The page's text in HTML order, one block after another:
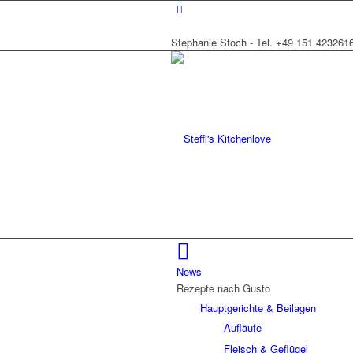
Stephanie Stoch - Tel. +49 151
News
Rezepte nach Gusto
Hauptgerichte & Beilagen
Aufläufe
Fleisch & Geflügel